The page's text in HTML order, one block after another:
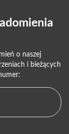
o naszej
i bieżących